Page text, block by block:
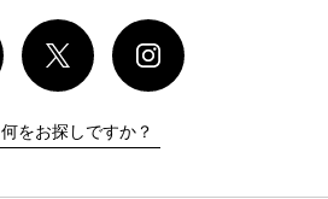
何をお探しですか？